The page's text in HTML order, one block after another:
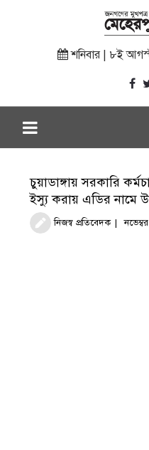
শনিবার | ৮ই
চুয়াডাঙ্গায় সরকারি
ইস্যু করায় এডির নামে
নিজস্ব প্রতিবেদক